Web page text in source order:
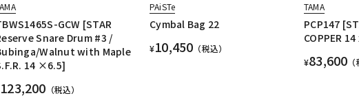
GCW [STAR
Snare Drum #3 /
Walnut with Maple
14 ×6.5]
123,200 （税込）
PAiSTe
Cymbal Bag 22
¥10,450 （税込）
TAMA
PCP147
COPPER
¥83,600